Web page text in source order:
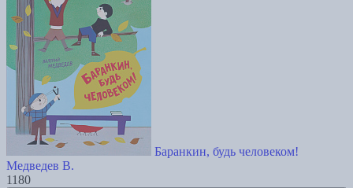
Баранкин, будь человеком!
Медведев В.
1180